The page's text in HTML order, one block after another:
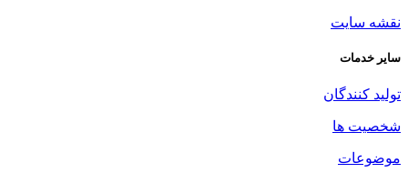
نقشه سایت
سایر خدمات
تولید کنندگان
شخصیت ها
موضوعات